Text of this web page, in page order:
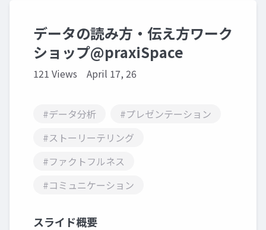
データの読み方・伝え方ワーク
ショップ@praxiSpace
121 Views April 17, 26
#データ分析
#プレゼンテーション
#ストーリーテリング
#ファクトフルネス
#コミュニケーション
スライド概要